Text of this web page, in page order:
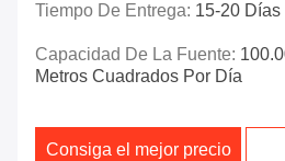
Tiempo De Entrega: 15-20 Días
Capacidad De La Fuente:
Metros Cuadrados Por Día
Consiga el mejor precio